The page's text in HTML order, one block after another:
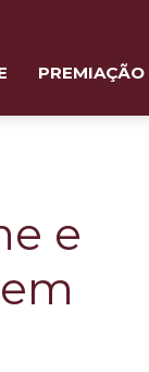
PREMIAÇÃO
e